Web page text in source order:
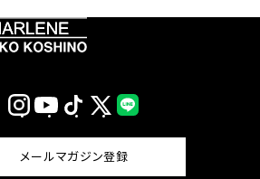
InstagramYouTubeTikTok X
(Twitter)
メールマガジン登録